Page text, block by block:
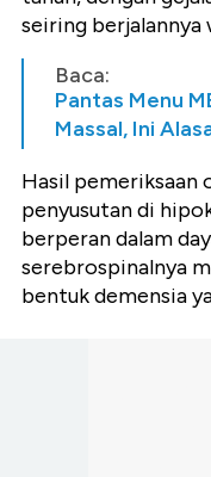
seiring berjalannya
Baca:
Pantas Menu
Massal, Ini
Hasil pemeriksaan
penyusutan di
berperan dalam
serebrospinalnya
bentuk demensia